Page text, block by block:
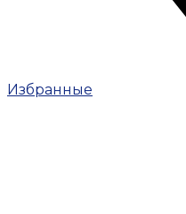
Избранные